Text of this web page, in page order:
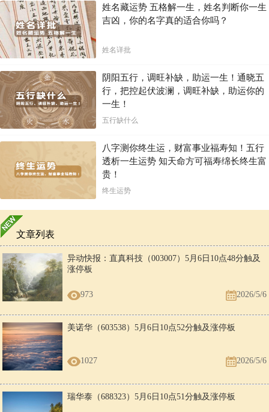
姓名藏运势 五格解一生，姓名判断你一生
吉凶，你的名字真的适合你吗？
姓名详批
阴阳五行，调旺补缺，助运一生！通晓五
行，把控起伏波澜，调旺补缺，助运你的
一生！
五行缺什么
八字测你终生运，财富事业福寿知！五行
透析一生运势 知天命方可福寿绵长终生富
贵！
终生运势
文章列表
异动快报：直真科技（003007）5月6日10点48分触及
涨停板
973 2026/5/6
美诺华（603538）5月6日10点52分触及涨停板
1027 2026/5/6
瑞华泰（688323）5月6日10点51分触及涨停板